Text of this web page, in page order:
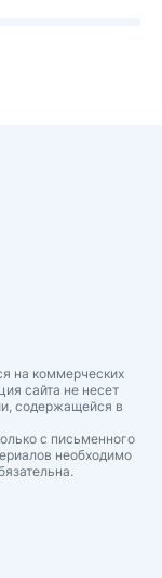
на коммерческих
сайта не несет
содержащейся в
с письменного
необходимо